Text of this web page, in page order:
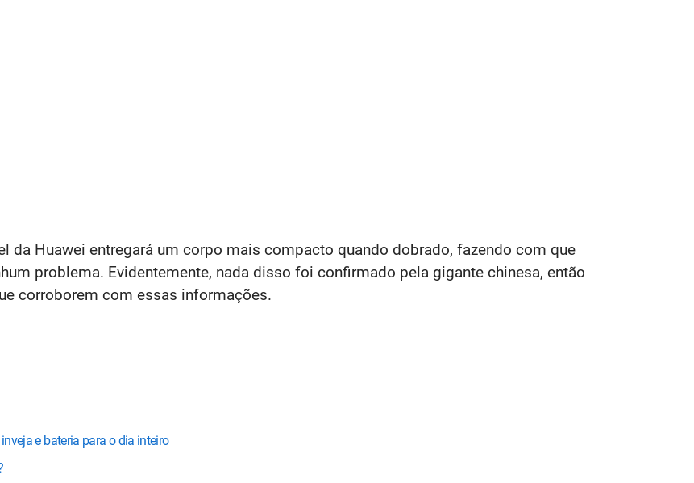
da Huawei entregará um corpo mais compacto quando dobrado, fazendo com que
problema. Evidentemente, nada disso foi confirmado pela gigante chinesa, então
corroborem com essas informações.
e bateria para o dia inteiro